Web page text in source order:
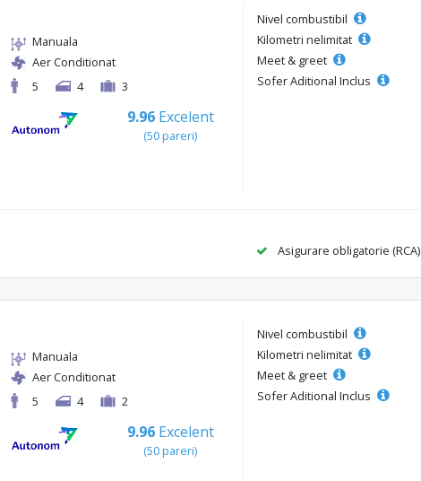
Manuala
Aer Conditionat
5
4 3
9.96 Excelent
(50 pareri)
Nivel combustibil
Kilometri nelimitat
Meet & greet
Sofer Aditional Inclus
Asigurare obligatorie (RCA)
Manuala
Aer Conditionat
5
4 2
9.96 Excelent
(50 pareri)
Nivel combustibil
Kilometri nelimitat
Meet & greet
Sofer Aditional Inclus